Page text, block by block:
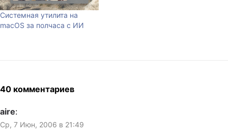
Системная утилита на
macOS за полчаса с ИИ
40 комментариев
aire:
Ср, 7 Июн, 2006 в 21:49